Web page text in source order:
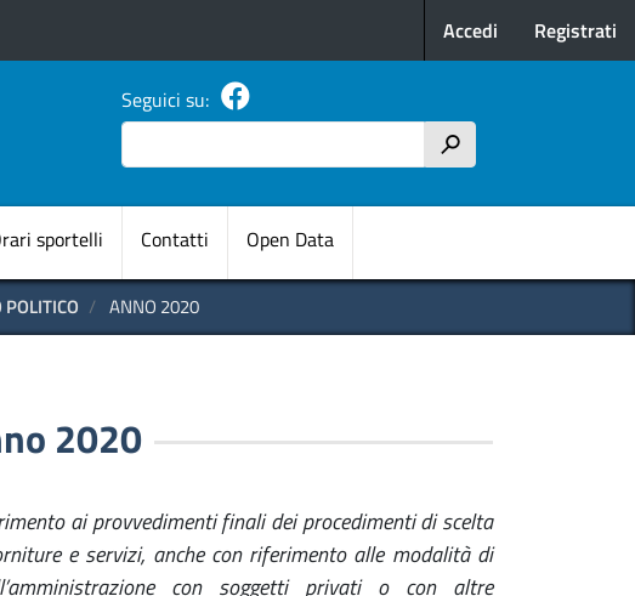
Menu profilo
Accedi Registrati
Seguici su:
Cerca
h
principale
sportelli Contatti Open Data
ANNO 2020
2020
ai provvedimenti finali dei procedimenti di scelta
e servizi, anche con riferimento alle modalità di
con soggetti privati o con altre